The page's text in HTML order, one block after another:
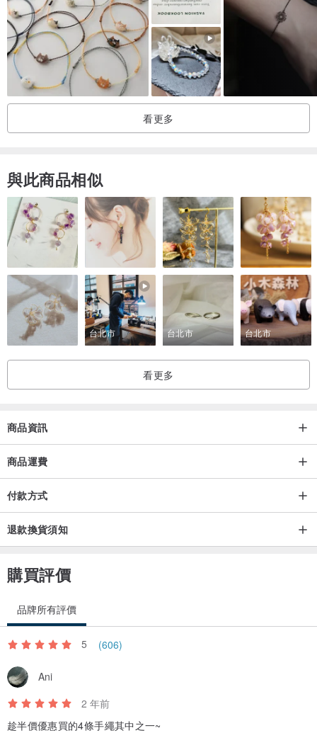
看更多
與此商品相似
台北市 台北市 台北市
看更多
商品資訊
商品運費
付款方式
退款換貨須知
購買評價
品牌所有評價
5 (606)
Ani
2 年前
趁半價優惠買的4條手繩其中之一~